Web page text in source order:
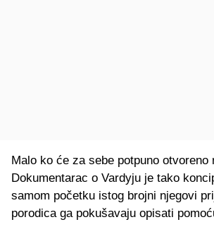
Malo ko će za sebe potpuno otvoreno
Dokumentarac o Vardyju je tako
samom početku istog brojni njegovi
porodica ga pokušavaju opisati